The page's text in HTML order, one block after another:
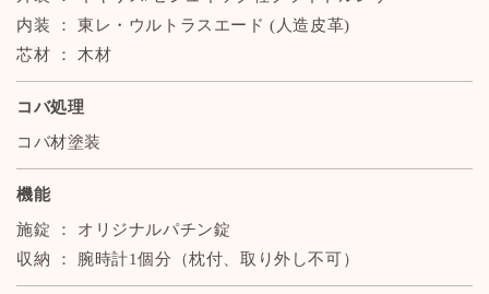
内装 ： 東レ・ウルトラスエード (人造皮革)
芯材 ： 木材
コバ処理
コバ材塗装
機能
施錠 ： オリジナルパチン錠
収納 ： 腕時計1個分（枕付、取り外し不可）